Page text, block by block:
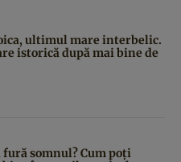
ultimul mare interbelic.
istorică după mai bine de
somnul? Cum poți